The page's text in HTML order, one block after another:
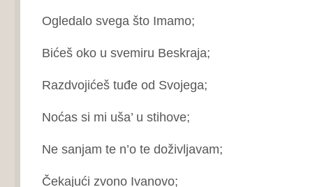
Ogledalo svega što Imamo;
Bićeš oko u svemiru Beskraja;
Razdvojićeš tuđe od Svojega;
Noćas si mi uša’ u stihove;
Ne sanjam te n’o te doživljavam;
Čekajući zvono Ivanovo;